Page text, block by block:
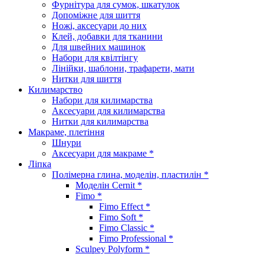
Фурнітура для сумок, шкатулок
Допоміжне для шиття
Ножі, аксесуари до них
Клей, добавки для тканини
Для швейних машинок
Набори для квілтінгу
Лінійки, шаблони, трафарети, мати
Нитки для шиття
Килимарство
Набори для килимарства
Аксесуари для килимарства
Нитки для килимарства
Макраме, плетіння
Шнури
Аксесуари для макраме *
Ліпка
Полімерна глина, моделін, пластилін *
Моделін Cernit *
Fimo *
Fimo Effect *
Fimo Soft *
Fimo Classic *
Fimo Professional *
Sculpey Polyform *